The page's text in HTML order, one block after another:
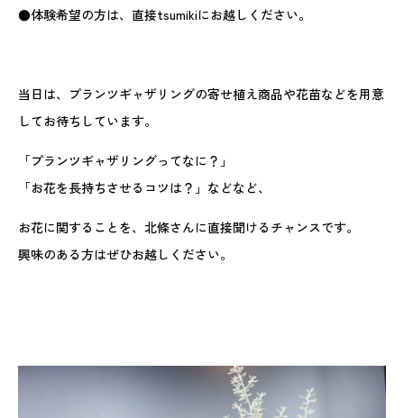
●体験希望の方は、直接tsumikiにお越しください。
当日は、プランツギャザリングの寄せ植え商品や花苗などを用意
してお待ちしています。
「プランツギャザリングってなに？」
「お花を長持ちさせるコツは？」などなど、
お花に関することを、北條さんに直接聞けるチャンスです。
興味のある方はぜひお越しください。